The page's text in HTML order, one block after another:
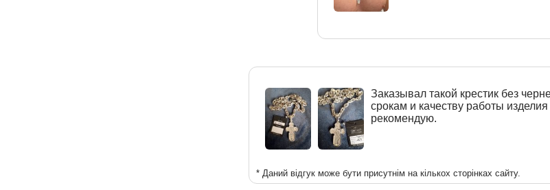
Заказывал такой крестик без
срокам и качеству работы
рекомендую.
* Даний відгук може бути присутнім на кількох сторінках сайту.